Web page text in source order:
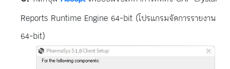
Reports Runtime Engine 64-bit (โปรแกรมจัดการรายงาน
64-bit)